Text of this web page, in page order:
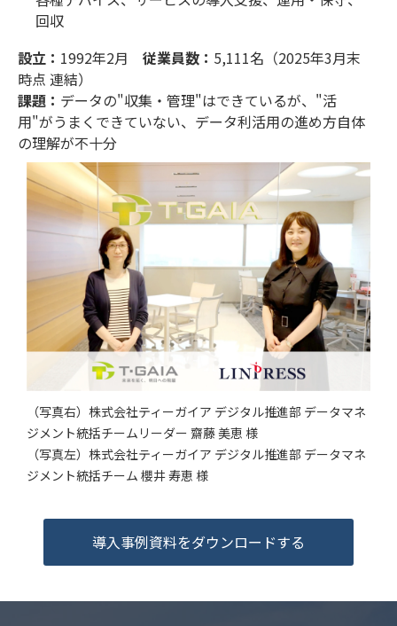
回収
設立： 1992年2月 従業員数： 5,111名（2025年3月末
時点 連結）
課題： データの"収集・管理"はできているが、"活
用"がうまくできていない、データ利活用の進め方自体
の理解が不十分
（写真右）株式会社ティーガイア デジタル推進部 データマネ
ジメント統括チームリーダー 齋藤 美恵 様
（写真左）株式会社ティーガイア デジタル推進部 データマネ
ジメント統括チーム 櫻井 寿恵 様
導入事例資料をダウンロードする